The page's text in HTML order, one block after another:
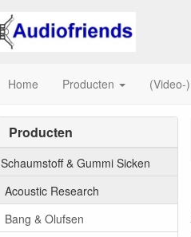
Home Producten (Video-
Producten
Schaumstoff & Gummi Sicken
Acoustic Research
Bang & Olufsen